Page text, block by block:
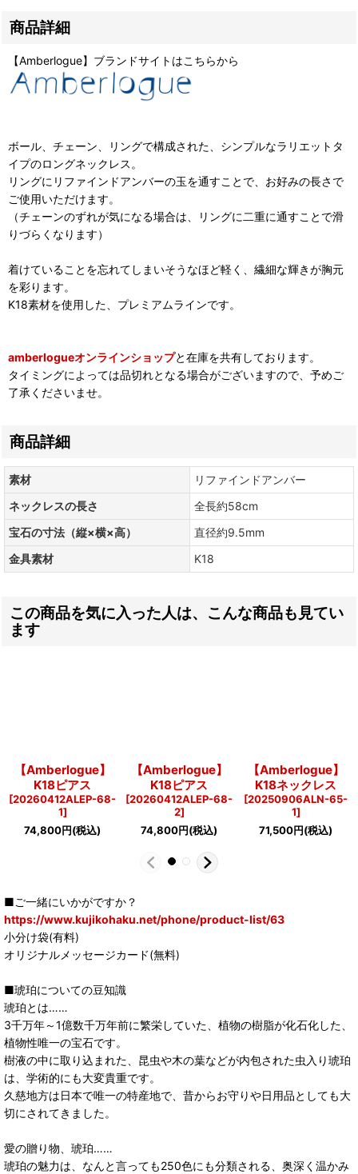
商品詳細
【Amberlogue】ブランドサイトはこちらから
ボール、チェーン、リングで構成された、シンプルなラリエットタ
イプのロングネックレス。
リングにリファインドアンバーの玉を通すことで、お好みの長さで
ご使用いただけます。
（チェーンのずれが気になる場合は、リングに二重に通すことで滑
りづらくなります）
着けていることを忘れてしまいそうなほど軽く、繊細な輝きが胸元
を彩ります。
K18素材を使用した、プレミアムラインです。
amberlogueオンラインショップと在庫を共有しております。
タイミングによっては品切れとなる場合がございますので、予めご
了承くださいませ。
商品詳細
素材
リファインドアンバー
ネックレスの長さ
全長約58cm
宝石の寸法（縦×横×高）
直径約9.5mm
金具素材
K18
この商品を気に入った人は、こんな商品も見てい
ます
【Amberlogue】
K18ピアス
[20260412ALEP-68-
1]
74,800円(税込)
【Amberlogue】
K18ピアス
[20260412ALEP-68-
2]
74,800円(税込)
【Amberlogue】
K18ネックレス
[20250906ALN-65-
1]
71,500円(税込)
■ご一緒にいかがですか？
https://www.kujikohaku.net/phone/product-list/63
小分け袋(有料)
オリジナルメッセージカード(無料)
■琥珀についての豆知識
琥珀とは……
3千万年～1億数千万年前に繁栄していた、植物の樹脂が化石化した、
植物性唯一の宝石です。
樹液の中に取り込まれた、昆虫や木の葉などが内包された虫入り琥珀
は、学術的にも大変貴重です。
久慈地方は日本で唯一の特産地で、昔からお守りや日用品としても大
切にされてきました。
愛の贈り物、琥珀……
琥珀の魅力は、なんと言っても250色にも分類される、奥深く温かみ